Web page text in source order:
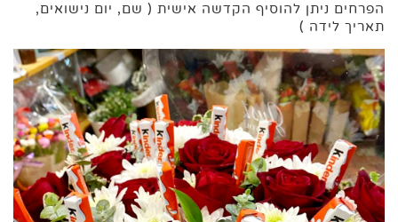
הפרחים ניתן להוסיף הקדשה אישית ( שם, יום נישואים,
תאריך לידה )